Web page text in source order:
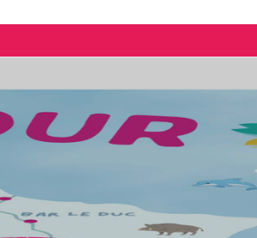
UFOSTREET